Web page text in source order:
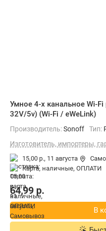
Умное 4-х канальное Wi-Fi
32V/5v) (Wi-Fi / eWeLink)
Производитель:Sonoff Тип:
Изготовитель, импортеры,
15,00 р., 11 августа
карта, наличные, ОПЛАТИ
64,99 р.
В